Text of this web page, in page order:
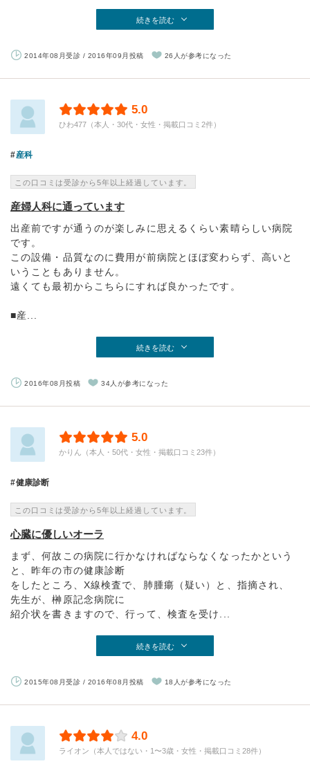
続きを読む
2014年08月受診 / 2016年09月投稿 26人が参考になった
5.0
ひわ477（本人・30代・女性・掲載口コミ2件）
産科
この口コミは受診から5年以上経過しています。
産婦人科に通っています
出産前ですが通うのが楽しみに思えるくらい素晴らしい病院
です。
この設備・品質なのに費用が前病院とほぼ変わらず、高いと
いうこともありません。
遠くても最初からこちらにすれば良かったです。
■産...
続きを読む
2016年08月投稿 34人が参考になった
5.0
かりん（本人・50代・女性・掲載口コミ23件）
健康診断
この口コミは受診から5年以上経過しています。
心臓に優しいオーラ
まず、何故この病院に行かなければならなくなったかという
と、昨年の市の健康診断
をしたところ、X線検査で、肺腫瘍（疑い）と、指摘され、
先生が、榊原記念病院に
紹介状を書きますので、行って、検査を受け...
続きを読む
2015年08月受診 / 2016年08月投稿 18人が参考になった
4.0
ライオン（本人ではない・1〜3歳・女性・掲載口コミ28件）